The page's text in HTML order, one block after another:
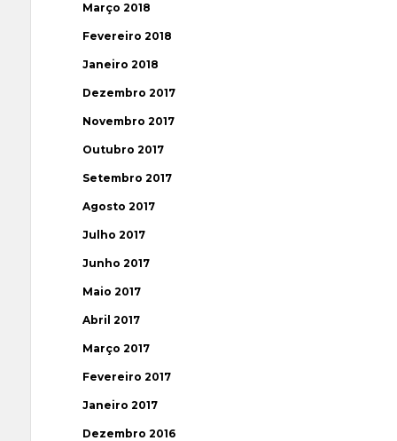
Março 2018
Fevereiro 2018
Janeiro 2018
Dezembro 2017
Novembro 2017
Outubro 2017
Setembro 2017
Agosto 2017
Julho 2017
Junho 2017
Maio 2017
Abril 2017
Março 2017
Fevereiro 2017
Janeiro 2017
Dezembro 2016